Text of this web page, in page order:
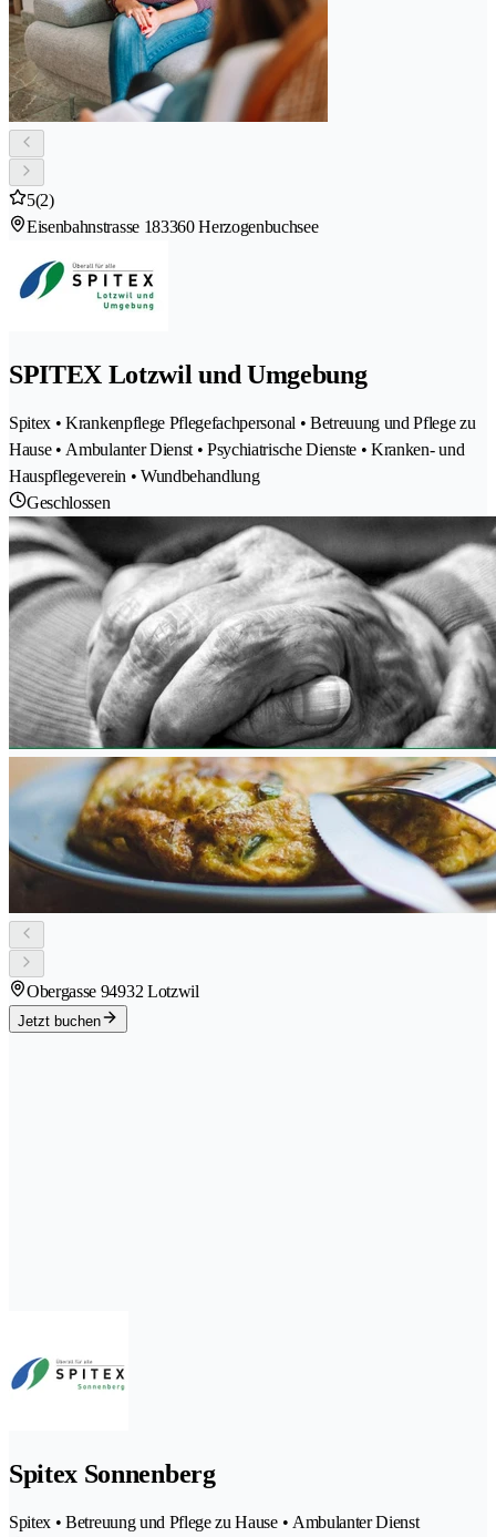
5(2)
Eisenbahnstrasse 183360 Herzogenbuchsee
SPITEX Lotzwil und Umgebung
Spitex • Krankenpflege Pflegefachpersonal • Betreuung und Pflege zu
Hause • Ambulanter Dienst • Psychiatrische Dienste • Kranken- und
Hauspflegeverein • Wundbehandlung
Geschlossen
Obergasse 94932 Lotzwil
Jetzt buchen
Spitex Sonnenberg
Spitex • Betreuung und Pflege zu Hause • Ambulanter Dienst